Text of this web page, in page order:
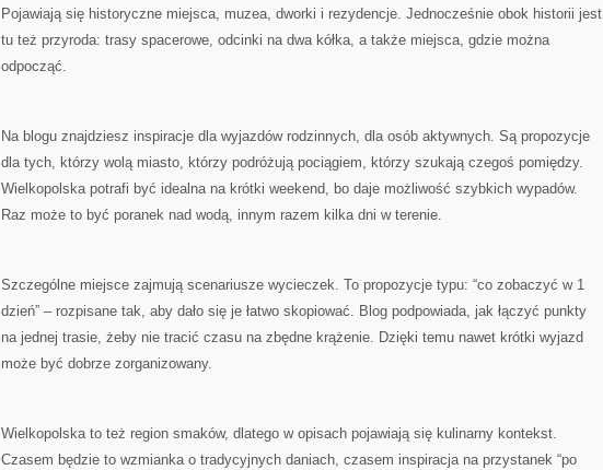
Pojawiają się historyczne miejsca, muzea, dworki i rezydencje. Jednocześnie obok historii jest
tu też przyroda: trasy spacerowe, odcinki na dwa kółka, a także miejsca, gdzie można
odpocząć.
Na blogu znajdziesz inspiracje dla wyjazdów rodzinnych, dla osób aktywnych. Są propozycje
dla tych, którzy wolą miasto, którzy podróżują pociągiem, którzy szukają czegoś pomiędzy.
Wielkopolska potrafi być idealna na krótki weekend, bo daje możliwość szybkich wypadów.
Raz może to być poranek nad wodą, innym razem kilka dni w terenie.
Szczególne miejsce zajmują scenariusze wycieczek. To propozycje typu: “co zobaczyć w 1
dzień” – rozpisane tak, aby dało się je łatwo skopiować. Blog podpowiada, jak łączyć punkty
na jednej trasie, żeby nie tracić czasu na zbędne krążenie. Dzięki temu nawet krótki wyjazd
może być dobrze zorganizowany.
Wielkopolska to też region smaków, dlatego w opisach pojawiają się kulinarny kontekst.
Czasem będzie to wzmianka o tradycyjnych daniach, czasem inspiracja na przystanek “po